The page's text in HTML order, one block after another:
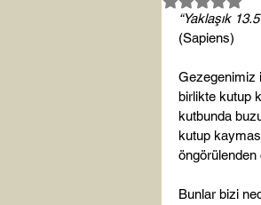
“Yaklaşık
(Sapiens)
Gezegenimiz
birlikte kutup
kutbunda
kutup
öngörülenden
Bunlar bizi